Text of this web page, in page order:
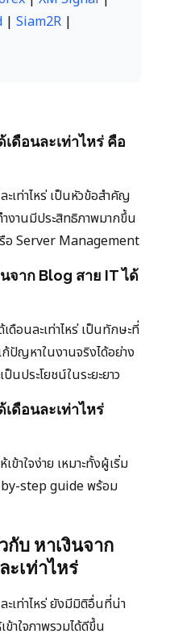
| Siam2R |
ดือนละเท่าไหร่ คือ
ะเท่าไหร่ เป็นหัวข้อสำคัญ
ำงานมีประสิทธิภาพมากขึ้น
อ Server Management
นจาก Blog สาย IT ได้
ดือนละเท่าไหร่ เป็นทักษะที่
ปัญหาในงานจริงได้อย่าง
นประโยชน์ในระยะยาว
เดือนละเท่าไหร่
าใจง่าย เหมาะทั้งผู้เริ่ม
step guide พร้อม
กับ หาเงินจาก
ะเท่าไหร่
ะเท่าไหร่ ยังมีมิติอื่นที่น่า
าใจภาพรวมได้ดีขึ้น